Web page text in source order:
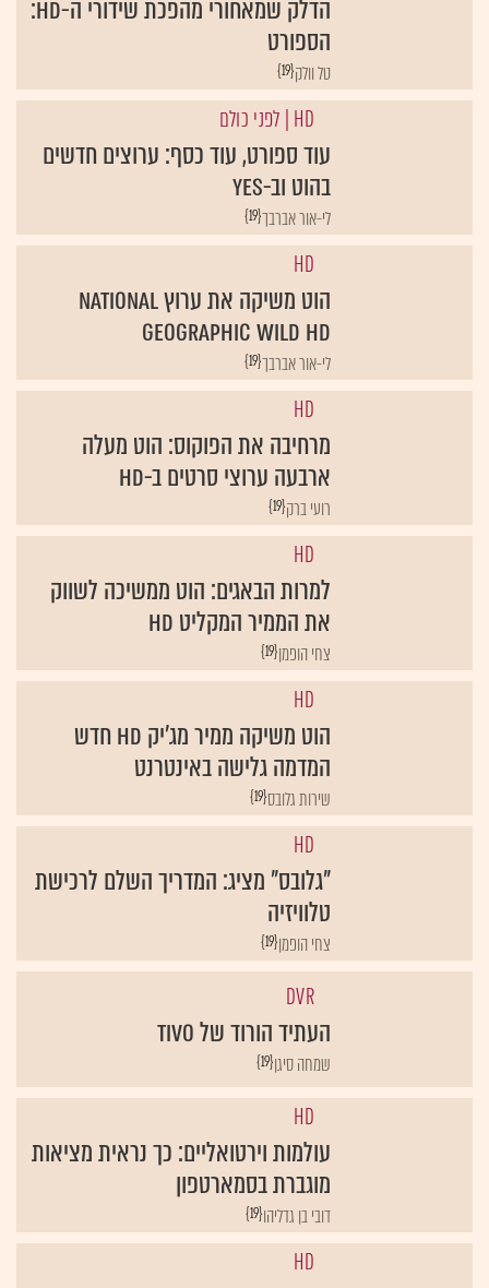
הספורט
{19}טל וולק
עוד ספורט, עוד כסף: ערוצים חדשים
בהוט וב-yes
{19} לי-אור אברבך
Geographic Wild HD
{19}לי-אור אברבך
מרחיבה את הפוקוס: הוט מעלה
ארבעה ערוצי סרטים ב-HD
{19}רועי ברק
למרות הבאגים: הוט ממשיכה לשווק
את הממיר המקליט HD
{19}צחי הופמן
המדמה גלישה באינטרנט
{19} שירות גלובס
"גלובס" מציג: המדריך השלם לרכישת
טלוויזיה
{19}צחי הופמן
העתיד הורוד של TIVO
{19} שמחה סיגן
עולמות וירטואליים: כך נראית מציאות
מוגברת בסמארטפון
{19}דובי בן גדליהו
עוברות מסך: מהם החידושים החמים